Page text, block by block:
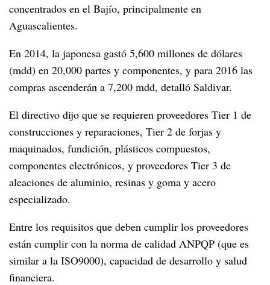
concentrados en el Bajío, principalmente en
Aguascalientes.
En 2014, la japonesa gastó 5,600 millones de dólares
(mdd) en 20,000 partes y componentes, y para 2016 las
compras ascenderán a 7,200 mdd, detalló Saldivar.
El directivo dijo que se requieren proveedores Tier 1 de
construcciones y reparaciones, Tier 2 de forjas y
maquinados, fundición, plásticos compuestos,
componentes electrónicos, y proveedores Tier 3 de
aleaciones de aluminio, resinas y goma y acero
especializado.
Entre los requisitos que deben cumplir los proveedores
están cumplir con la norma de calidad ANPQP (que es
similar a la ISO9000), capacidad de desarrollo y salud
financiera.